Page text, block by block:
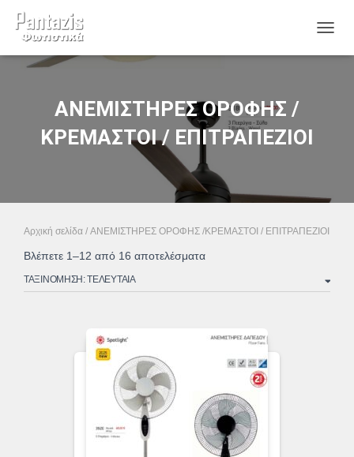
ΑΝΕΜΙΣΤΗΡΕΣ ΟΡΟΦΗΣ /
ΚΡΕΜΑΣΤΟΙ / ΕΠΙΤΡΑΠΕΖΙΟΙ
Αρχική σελίδα / ΑΝΕΜΙΣΤΗΡΕΣ ΟΡΟΦΗΣ /ΚΡΕΜΑΣΤΟΙ / ΕΠΙΤΡΑΠΕΖΙΟΙ
Βλέπετε 1–12 από 16 αποτελέσματαSorted
latest